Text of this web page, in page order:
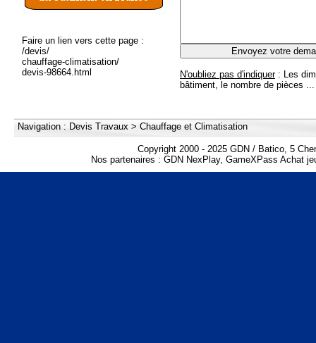
Faire un lien vers cette page :
/devis/
chauffage-climatisation/
devis-98664.html
N'oubliez pas d'indiquer: Les
bâtiment, le nombre de pièces ...
Navigation : Devis Travaux > Chauffage et Climatisation
Copyright 2000 - 2025 GDN / Batico, 5
Nos partenaires : GDN NexPlay, GameXPass Achat